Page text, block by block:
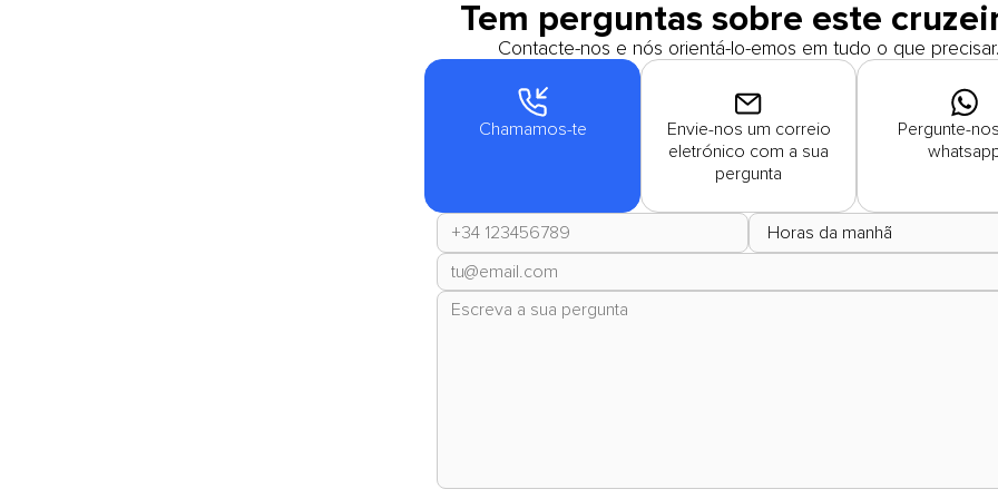
Tem perguntas sobre este
Contacte-nos e nós orientá-lo-emos em tudo o que precisar.
Chamamos-te
Envie-nos um correio
eletrónico com a sua
pergunta
Pergunte-